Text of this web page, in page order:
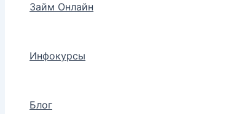
Займ Онлайн
Инфокурсы
Блог